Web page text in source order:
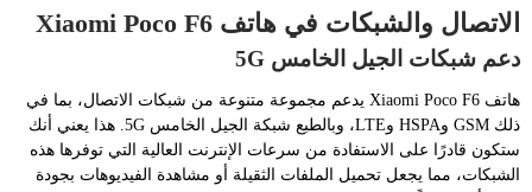
الاتصال والشبكات في هاتف Xiaomi Poco F6
دعم شبكات الجيل الخامس 5G
هاتف Xiaomi Poco F6 يدعم مجموعة متنوعة من شبكات الاتصال، بما في
ذلك GSM وHSPA وLTE، وبالطبع شبكة الجيل الخامس 5G. هذا يعني أنك
ستكون قادرًا على الاستفادة من سرعات الإنترنت العالية التي توفرها هذه
الشبكات، مما يجعل تحميل الملفات الثقيلة أو مشاهدة الفيديوهات بجودة